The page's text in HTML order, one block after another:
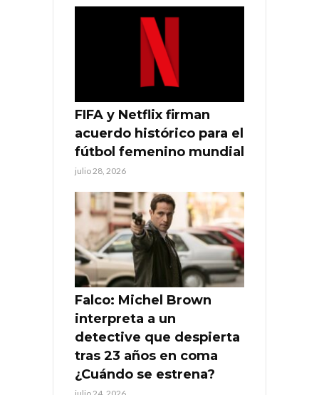
FIFA y Netflix firman
acuerdo histórico para el
fútbol femenino mundial
julio 28, 2026
Falco: Michel Brown
interpreta a un
detective que despierta
tras 23 años en coma
¿Cuándo se estrena?